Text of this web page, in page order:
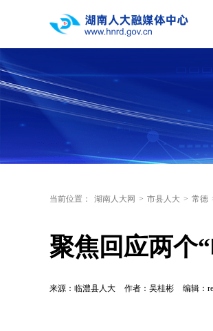
当前位置： 湖南人大网 > 市县人大 > 常德
聚焦回应两个
来源：临澧县人大 作者：吴桂彬 编辑：